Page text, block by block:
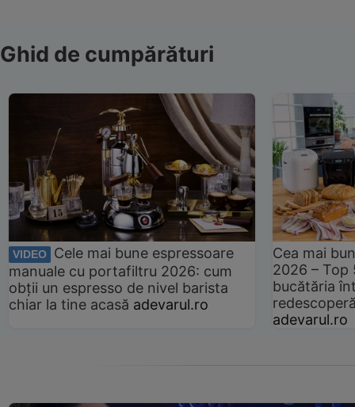
Ghid de cumpărături
VIDEO
Cele mai bune espressoare
manuale cu portafiltru 2026: cum
obții un espresso de nivel barista
chiar la tine acasă adevarul.ro
Cea mai
2026 –
bucătăria
adevarul.ro